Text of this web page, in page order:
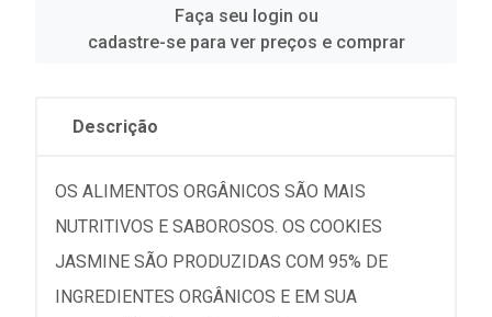
Faça seu login ou
cadastre-se para ver preços e comprar
Descrição
OS ALIMENTOS ORGÂNICOS SÃO MAIS
NUTRITIVOS E SABOROSOS. OS COOKIES
JASMINE SÃO PRODUZIDAS COM 95% DE
INGREDIENTES ORGÂNICOS E EM SUA